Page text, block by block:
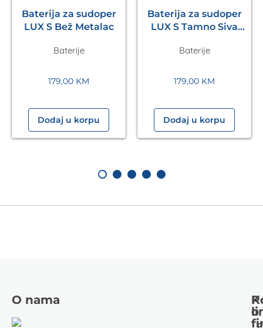
Baterija za sudoper
LUX S Bež Metalac
Baterije
179,00 KM
Dodaj u korpu
Baterija za sudoper
LUX S Tamno Siva
Baterije
179,00 KM
Dodaj u korpu
O nama
o